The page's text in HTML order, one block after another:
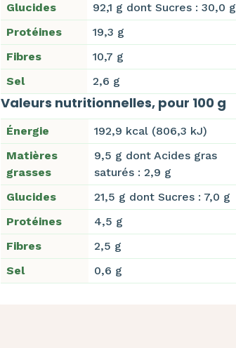
Glucides
92,1 g dont Sucres : 30,0 g
Protéines
19,3 g
Fibres
10,7 g
Sel
2,6 g
Valeurs nutritionnelles, pour 100 g
Énergie
192,9 kcal (806,3 kJ)
Matières
grasses
9,5 g dont Acides gras
saturés : 2,9 g
Glucides
21,5 g dont Sucres : 7,0 g
Protéines
4,5 g
Fibres
2,5 g
Sel
0,6 g